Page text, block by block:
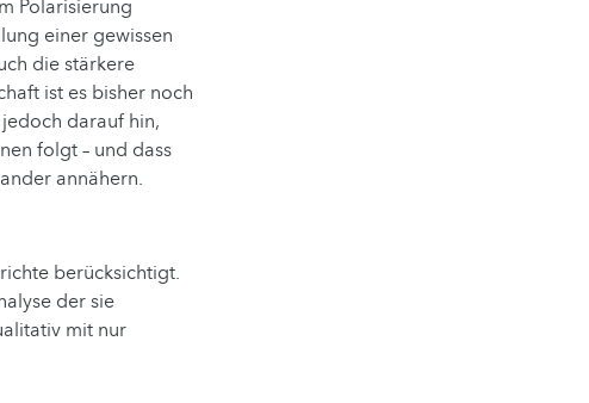
Polarisierung
einer gewissen
die stärkere
ist es bisher noch
darauf hin,
folgt – und dass
annähern.
berücksichtigt.
der sie
mit nur